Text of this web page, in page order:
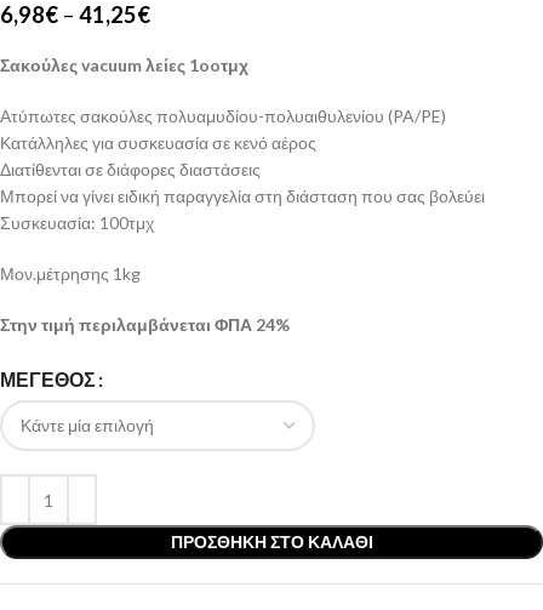
6,98€ – 41,25€
Σακούλες vacuum λείες 1ooτμχ
Ατύπωτες σακούλες πολυαμυδίου-πολυαιθυλενίου (PA/PE)
Κατάλληλες για συσκευασία σε κενό αέρος
Διατίθενται σε διάφορες διαστάσεις
Μπορεί να γίνει ειδική παραγγελία στη διάσταση που σας βολεύει
Συσκευασία: 100τμχ
Μον.μέτρησης 1kg
Στην τιμή περιλαμβάνεται ΦΠΑ 24%
ΜΕΓΕΘΟΣ
ΠΡΟΣΘΉΚΗ ΣΤΟ ΚΑΛΆΘΙ